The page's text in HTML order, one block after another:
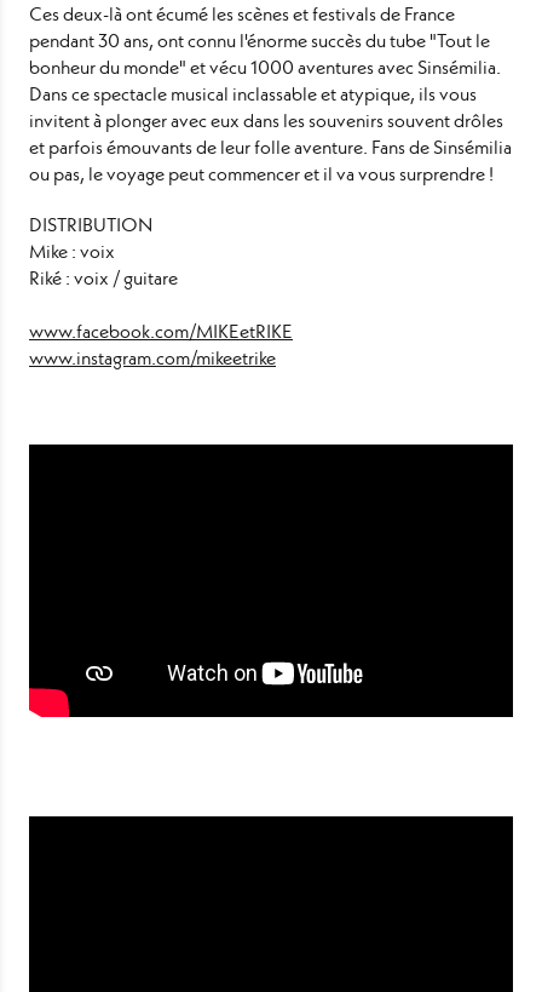
Ces deux-là ont écumé les scènes et festivals de France
pendant 30 ans, ont connu l'énorme succès du tube "Tout le
bonheur du monde" et vécu 1000 aventures avec Sinsémilia.
Dans ce spectacle musical inclassable et atypique, ils vous
invitent à plonger avec eux dans les souvenirs souvent drôles
et parfois émouvants de leur folle aventure. Fans de Sinsémilia
ou pas, le voyage peut commencer et il va vous surprendre !
DISTRIBUTION
Mike : voix
Riké : voix / guitare
www.facebook.com/MIKEetRIKE
www.instagram.com/mikeetrike